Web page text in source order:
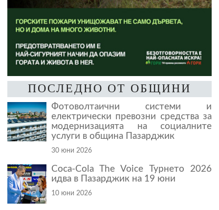
ПОСЛЕДНО ОТ ОБЩИНИ
Фотоволтаични системи и
електрически превозни средства за
модернизацията на социалните
услуги в община Пазарджик
30 юни 2026
Coca-Cola The Voice Турнето 2026
идва в Пазарджик на 19 юни
10 юни 2026